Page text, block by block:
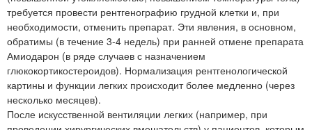
требуется провести рентгенографию грудной клетки и, при
необходимости, отменить препарат. Эти явления, в основном,
обратимы (в течение 3-4 недель) при ранней отмене препарата
Амиодарон (в ряде случаев с назначением
глюкокортикостероидов). Нормализация рентгенологической
картины и функции легких происходит более медленно (через
несколько месяцев).
После искусственной вентиляции легких (например, при